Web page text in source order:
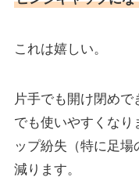
これは嬉しい。
片手でも開け閉め
でも使いやすくなり
ップ紛失（特に足
減ります。